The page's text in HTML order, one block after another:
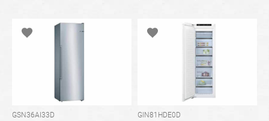
GSN36AI33D GIN81HDE0D